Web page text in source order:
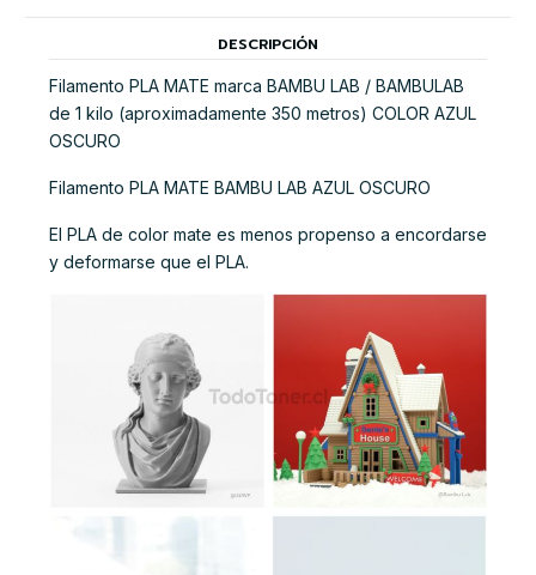
DESCRIPCIÓN
Filamento PLA MATE marca BAMBU LAB / BAMBULAB
de 1 kilo (aproximadamente 350 metros) COLOR AZUL
OSCURO
Filamento PLA MATE BAMBU LAB AZUL OSCURO
El PLA de color mate es menos propenso a encordarse
y deformarse que el PLA.